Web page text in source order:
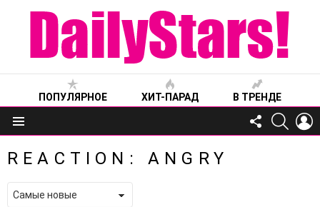
ПОПУЛЯРНОЕ ХИТ-ПАРАД В ТРЕНДЕ
Меню
FOLLOW
US
REACTION: ANGRY